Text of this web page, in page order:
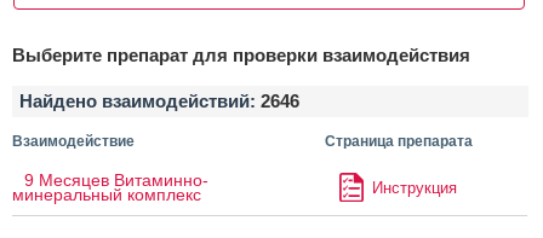
Выберите препарат для проверки взаимодействия
Найдено взаимодействий: 2646
Взаимодействие Страница препарата
9 Месяцев Витаминно-
минеральный комплекс Инструкция